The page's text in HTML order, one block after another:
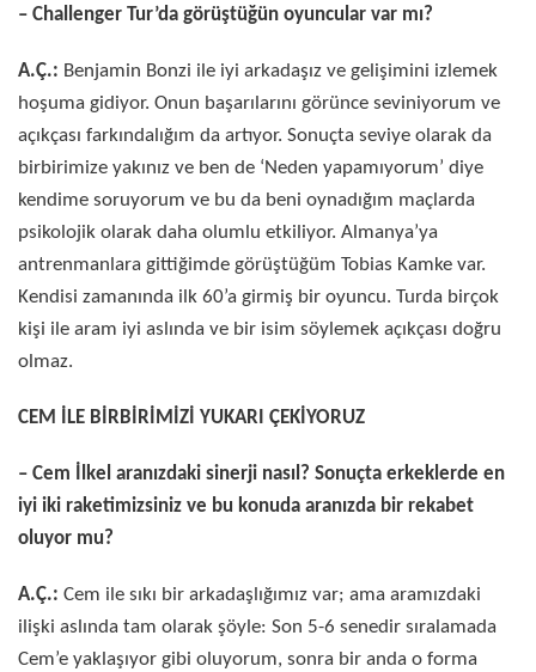
– Challenger Tur’da görüştüğün oyuncular var mı?
A.Ç.: Benjamin Bonzi ile iyi arkadaşız ve gelişimini izlemek
hoşuma gidiyor. Onun başarılarını görünce seviniyorum ve
açıkçası farkındalığım da artıyor. Sonuçta seviye olarak da
birbirimize yakınız ve ben de ‘Neden yapamıyorum’ diye
kendime soruyorum ve bu da beni oynadığım maçlarda
psikolojik olarak daha olumlu etkiliyor. Almanya’ya
antrenmanlara gittiğimde görüştüğüm Tobias Kamke var.
Kendisi zamanında ilk 60’a girmiş bir oyuncu. Turda birçok
kişi ile aram iyi aslında ve bir isim söylemek açıkçası doğru
olmaz.
CEM İLE BİRBİRİMİZİ YUKARI ÇEKİYORUZ
– Cem İlkel aranızdaki sinerji nasıl? Sonuçta erkeklerde en
iyi iki raketimizsiniz ve bu konuda aranızda bir rekabet
oluyor mu?
A.Ç.: Cem ile sıkı bir arkadaşlığımız var; ama aramızdaki
ilişki aslında tam olarak şöyle: Son 5-6 senedir sıralamada
Cem’e yaklaşıyor gibi oluyorum, sonra bir anda o forma